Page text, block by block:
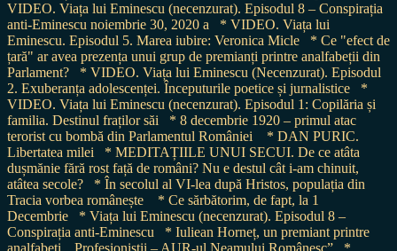
VIDEO. Viața lui Eminescu (necenzurat). Episodul 8 – Conspirația
anti-Eminescu noiembrie 30, 2020 a
* VIDEO. Viața lui
Eminescu. Episodul 5. Marea iubire: Veronica Micle
* Ce "efect de
țară" ar avea prezența unui grup de premianți printre analfabeții din
Parlament?
* VIDEO. Viața lui Eminescu (Necenzurat). Episodul
2. Exuberanța adolescenței. Începuturile poetice și jurnalistice
*
VIDEO. Viața lui Eminescu (necenzurat). Episodul 1: Copilăria și
familia. Destinul fraților săi
* 8 decembrie 1920 – primul atac
terorist cu bombă din Parlamentul României
* DAN PURIC.
Libertatea milei
* MEDITAȚIILE UNUI SECUI. De ce atâta
dușmănie fără rost față de români? Nu e destul cât i-am chinuit,
atâtea secole?
* În secolul al VI-lea după Hristos, populația din
Tracia vorbea românește
* Ce sărbătorim, de fapt, la 1
Decembrie
* Viața lui Eminescu (necenzurat). Episodul 8 –
Conspirația anti-Eminescu
* Iuliean Horneț, un premiant printre
analfabeți. „Profesioniștii – AUR-ul Neamului Românesc”
*